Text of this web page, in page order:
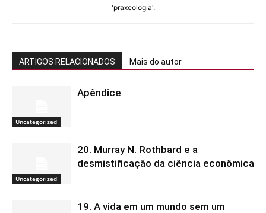
'praxeologia'.
ARTIGOS RELACIONADOS Mais do autor
Uncategorized
Apêndice
Uncategorized
20. Murray N. Rothbard e a
desmistificação da ciência econômica
19. A vida em um mundo sem um